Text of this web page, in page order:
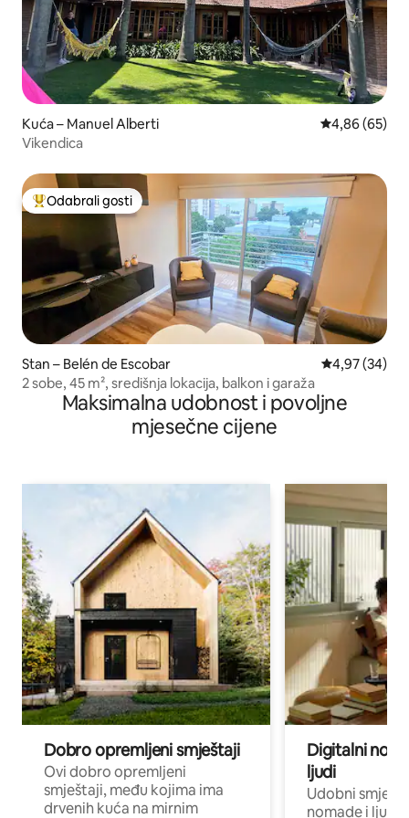
Kuća – Manuel Alberti Prosječna
4,86 (65)
Vikendica
Među najviše rangiranima s oznakom „Odabrali gosti”
Odabrali gosti
Stan – Belén de Escobar Prosječna
4,97 (34)
2 sobe, 45 m², središnja lokacija, balkon i garaža
Maksimalna udobnost i povoljne
mjesečne cijene
Dobro opremljeni smještaji
Ovi dobro opremljeni
smještaji, među kojima ima
drvenih kuća na mirnim
Digitalni
ljudi
Udobni
nomade i ljude